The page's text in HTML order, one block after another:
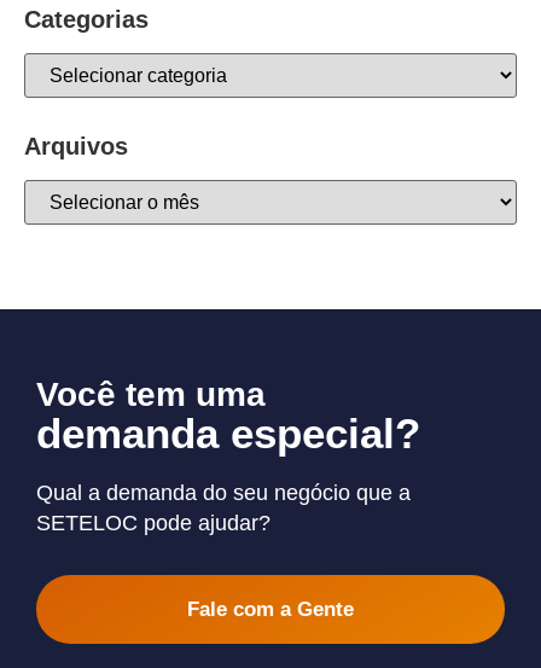
Categorias
Arquivos
Você tem uma
demanda especial?
Qual a demanda do seu negócio que a
SETELOC pode ajudar?
Fale com a Gente